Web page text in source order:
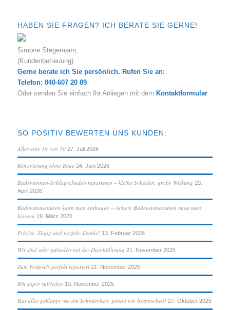
HABEN SIE FRAGEN? ICH BERATE SIE GERNE!
Simone Stegemann,
(Kundenbetreuung)
Gerne berate ich Sie persönlich. Rufen Sie an:
Telefon: 040-607 20 89
Oder senden Sie einfach Ihr Anliegen mit dem Kontaktformular.
SO POSITIV BEWERTEN UNS KUNDEN:
Alles eine 10 von 10 27. Juli 2026
Renovierung ohne Reue 24. Juni 2026
Badewannen-Schlagschaden reparieren – kleine Schäden, große Wirkung 29.
April 2026
Badewannentüren kann man einbauen – sichere Badewannentüren muss man
können 19. März 2026
Präzise. Zügig und perfekt. Danke! 13. Februar 2026
Wir sind sehr zufrieden mit der Durchführung 21. November 2025
Zum Festpreis perfekt repariert 21. November 2025
Bin super zufrieden 10. November 2025
Hat alles geklappt wie am Schnürchen, genau wie besprochen! 27. Oktober 2025